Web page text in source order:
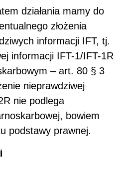
działania mamy do
złożenia
informacji IFT, tj.
informacji IFT-1/IFT-1R
– art. 80 § 3
nieprawdziwej
nie podlega
bowiem
podstawy prawnej.